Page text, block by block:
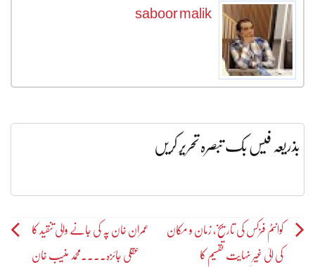
saboor malik
بذریعہ فیس بک تبصرہ تحریر کریں
Post
navigation
کوانٹم فزکس کی تاریخ، زمان و مکان
کی الیٰ غیرِ نہایت تقسیم کا
عمران خان پہ کی جانے والی تنقید کا
عقلی جائزہ۔۔۔۔محمد منیب خان